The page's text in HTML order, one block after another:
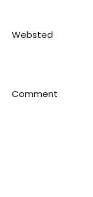
Websted
Comment